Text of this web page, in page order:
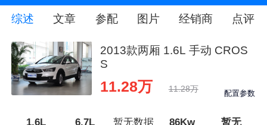
综述 文章 参配 图片 经销商 点评
2013款两厢 1.6L 手动 CROS
S
11.28万 11.28万 配置参数
1.6L 6.7L 暂无数据 86Kw 暂无